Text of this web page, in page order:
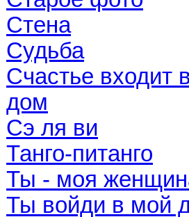
Стена
Судьба
Счастье входит
дом
Сэ ля ви
Танго-питанго
Ты - моя
Ты войди в мой